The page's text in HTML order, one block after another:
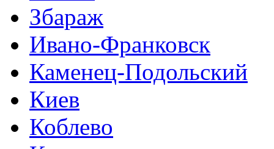
Збараж
Ивано-Франковск
Каменец-Подольский
Киев
Коблево